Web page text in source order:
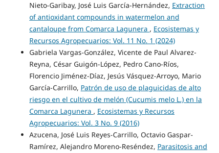
Nieto-Garibay, José Luis García-Hernández, Extraction
of antioxidant compounds in watermelon and
cantaloupe from Comarca Lagunera , Ecosistemas y
Recursos Agropecuarios: Vol. 11 No. 1 (2024)
Gabriela Vargas-González, Vicente de Paul Alvarez-
Reyna, César Guigón-López, Pedro Cano-Ríos,
Florencio Jiménez-Díaz, Jesús Vásquez-Arroyo, Mario
García-Carrillo, Patrón de uso de plaguicidas de alto
riesgo en el cultivo de melón (Cucumis melo L.) en la
Comarca Lagunera , Ecosistemas y Recursos
Agropecuarios: Vol. 3 No. 9 (2016)
Azucena, José Luis Reyes-Carrillo, Octavio Gaspar-
Ramírez, Alejandro Moreno-Reséndez, Parasitosis and